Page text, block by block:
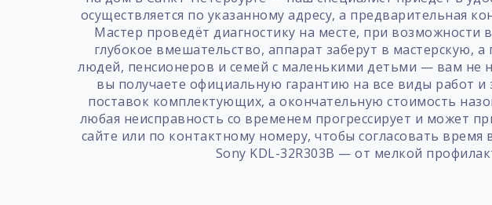
осуществляется по указанному адресу, а предварительная
Мастер проведёт диагностику на месте, при возможности
глубокое вмешательство, аппарат заберут в мастерскую,
людей, пенсионеров и семей с маленькими детьми — вам не
вы получаете официальную гарантию на все виды работ
поставок комплектующих, а окончательную стоимость
любая неисправность со временем прогрессирует и может
сайте или по контактному номеру, чтобы согласовать
Sony KDL-32R303B — от мелкой